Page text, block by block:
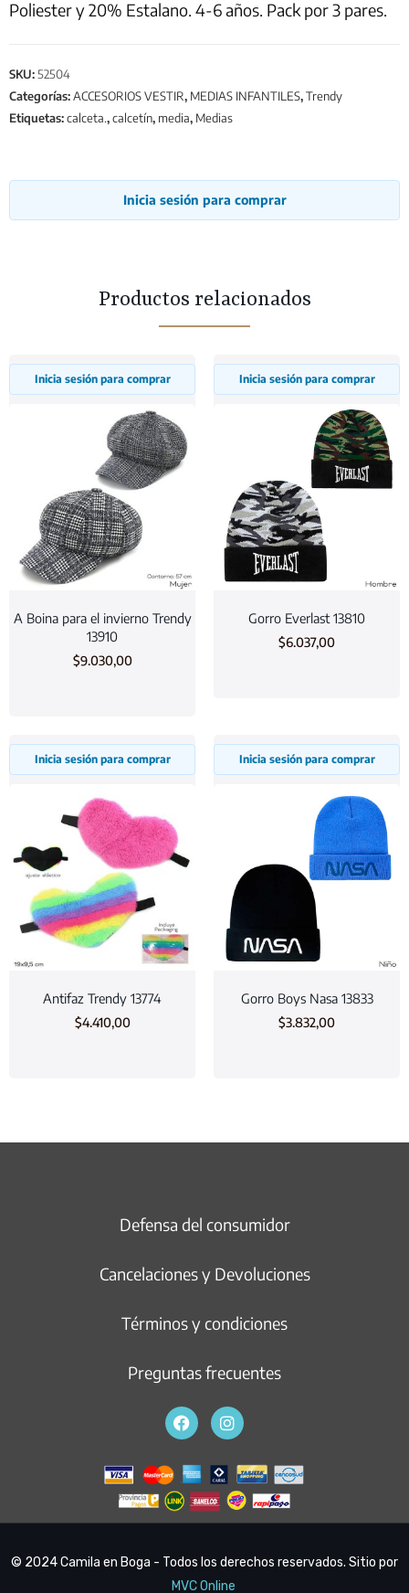
Poliester y 20% Estalano. 4-6 años. Pack por 3 pares.
SKU: 52504
Categorías:ACCESORIOS VESTIR, MEDIAS INFANTILES,Trendy
Etiquetas:calceta.,calcetín, media, Medias
Inicia sesión para comprar
Productos relacionados
Inicia sesión para comprar
A Boina para el invierno Trendy
13910
$9.030,00
Inicia sesión para comprar
Gorro Everlast 13810
$6.037,00
Inicia sesión para comprar
Antifaz Trendy 13774
$4.410,00
Inicia sesión para comprar
Gorro Boys Nasa 13833
$3.832,00
Defensa del consumidor
Cancelaciones y Devoluciones
Términos y condiciones
Preguntas frecuentes
© 2024 Camila en Boga - Todos los derechos reservados. Sitio por
MVC Online